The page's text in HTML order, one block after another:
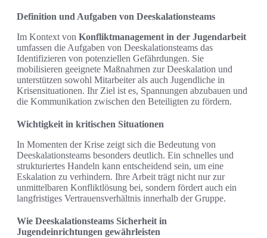
Definition und Aufgaben von Deeskalationsteams
Im Kontext von Konfliktmanagement in der Jugendarbeit
umfassen die Aufgaben von Deeskalationsteams das
Identifizieren von potenziellen Gefährdungen. Sie
mobilisieren geeignete Maßnahmen zur Deeskalation und
unterstützen sowohl Mitarbeiter als auch Jugendliche in
Krisensituationen. Ihr Ziel ist es, Spannungen abzubauen und
die Kommunikation zwischen den Beteiligten zu fördern.
Wichtigkeit in kritischen Situationen
In Momenten der Krise zeigt sich die Bedeutung von
Deeskalationsteams besonders deutlich. Ein schnelles und
strukturiertes Handeln kann entscheidend sein, um eine
Eskalation zu verhindern. Ihre Arbeit trägt nicht nur zur
unmittelbaren Konfliktlösung bei, sondern fördert auch ein
langfristiges Vertrauensverhältnis innerhalb der Gruppe.
Wie Deeskalationsteams Sicherheit in
Jugendeinrichtungen gewährleisten